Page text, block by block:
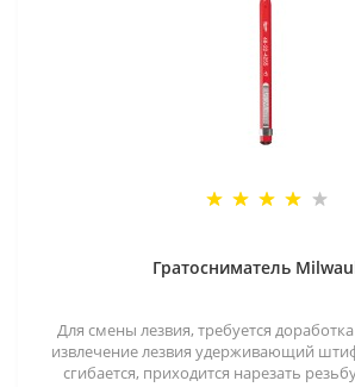
Гратосниматель
Для смены лезвия, требуется
извлечение лезвия удерживающий
сгибается, приходится нарезать